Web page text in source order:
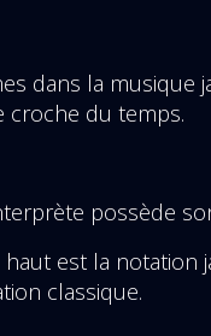
dans la musique
croche du temps.
possède
haut est la notation
classique.